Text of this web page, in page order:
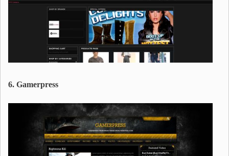
6. Gamerpress